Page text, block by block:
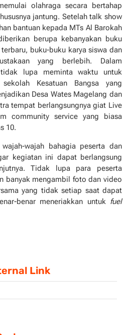
olahraga secara bertahap
jantung. Setelah talk show
bantuan kepada MTs Al Barokah
berupa kebanyakan buku
buku-buku karya siswa dan
yang berlebih. Dalam
lupa meminta waktu untuk
Kesatuan Bangsa yang
Desa Wates Magelang dan
tempat berlangsungnya giat Live
community service yang biasa
10.
wajah bahagia peserta dan
kegiatan ini dapat berlangsung
Tidak lupa para peserta
banyak mengambil foto dan video
yang tidak setiap saat dapat
benar meneriakkan untuk fuel
Link